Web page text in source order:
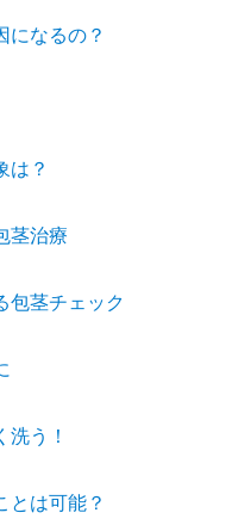
になるの？
は？
茎治療
包茎チェック
う！
とは可能？